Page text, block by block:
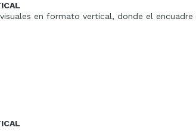
en formato vertical, donde el encuadre